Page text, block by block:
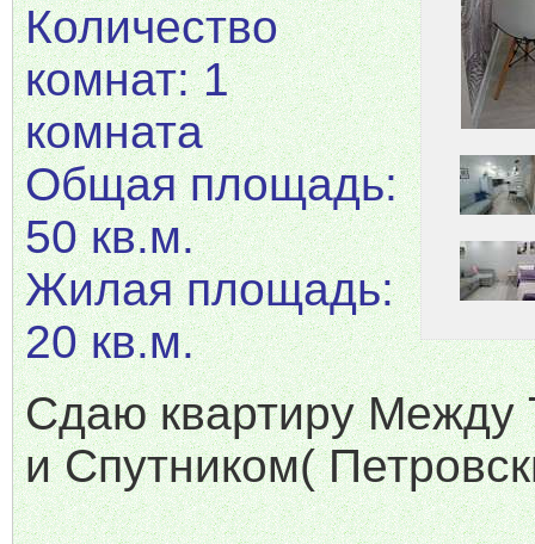
Количество
комнат: 1
комната
Общая площадь:
50 кв.м.
Жилая площадь:
20 кв.м.
Сдаю квартиру Между
и Спутником(